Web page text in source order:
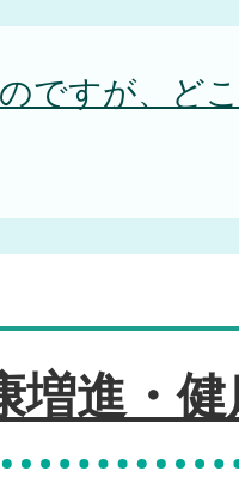
ですが、ど
増進・